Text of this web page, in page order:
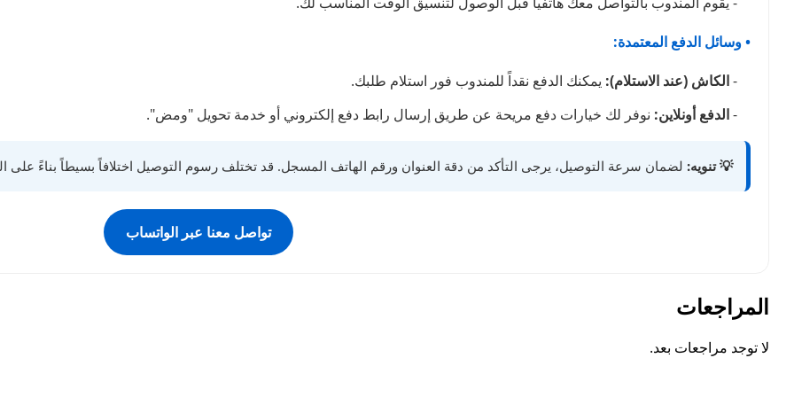
• وسائل الدفع المعتمدة:
-الكاش (عند الاستلام): يمكنك الدفع نقداً للمندوب فور استلام طلبك.
-الدفع أونلاين: نوفر لك خيارات دفع مريحة عن طريق إرسال رابط دفع إلكتروني أو خدمة تحويل "ومض".
💡 تنويه: لضمان سرعة التوصيل، يرجى التأكد من دقة العنوان ورقم الهاتف المسجل. قد تختلف رسوم التوصيل اختلافاً بسيطاً بناءً على
تواصل معنا عبر الواتساب
المراجعات
لا توجد مراجعات بعد.